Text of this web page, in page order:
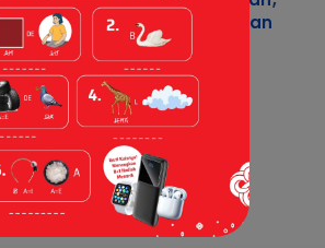
Penerbit Erlangga Hadirkan
Buku Cerita "Mangrove
Penyelamat Pantai" di
Kabupaten Tangerang
08 May 2026 |Berita